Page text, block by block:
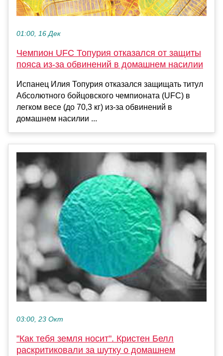
01:00, 16 Дек
Чемпион UFC Топурия отказался от защиты
пояса из-за обвинений в домашнем насилии
Испанец Илия Топурия отказался защищать титул
Абсолютного бойцовского чемпионата (UFC) в
легком весе (до 70,3 кг) из-за обвинений в
домашнем насилии ...
03:00, 23 Окт
"Как тебя земля носит". Кристен Белл
раскритиковали за шутку о домашнем